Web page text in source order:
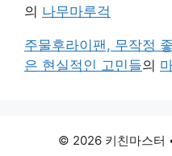
의 나무마루걱
주물후라이팬, 무작정
은 현실적인 고민들의
© 2026 키친마스터